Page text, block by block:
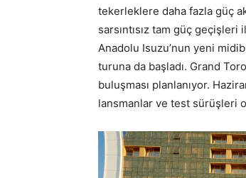
tekerleklere daha fazla güç
sarsıntısız tam güç
Anadolu Isuzu’nun yeni
turuna da başladı. Grand
buluşması planlanıyor.
lansmanlar ve test sürüşleri